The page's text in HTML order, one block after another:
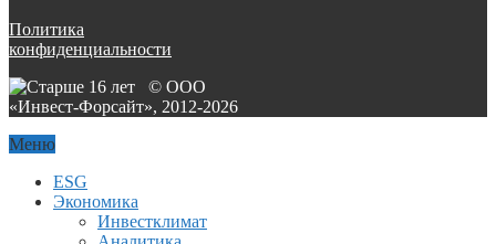
Политика
конфиденциальности
© ООО
«Инвест-Форсайт», 2012-2026
Меню
ESG
Экономика
Инвестклимат